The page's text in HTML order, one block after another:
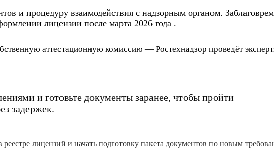
и процедуру взаимодействия с надзорным органом.
лицензии после марта 2026 года .
аттестационную комиссию — Ростехнадзор проведёт
и готовьте документы заранее, чтобы пройти
задержек.
лицензий и начать подготовку пакета документов по новым